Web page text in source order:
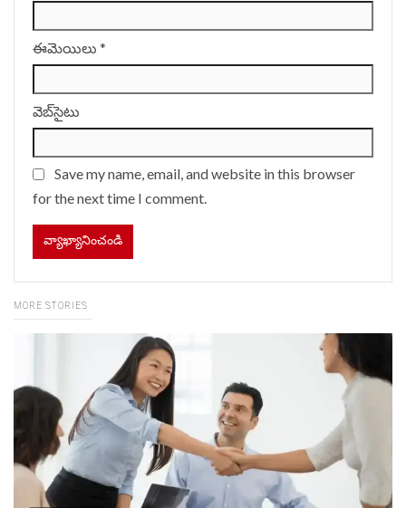
ఈమెయిలు *
వెబ్‌సైటు
Save my name, email, and website in this browser
for the next time I comment.
MORE STORIES